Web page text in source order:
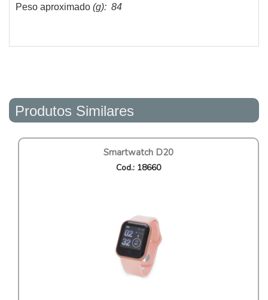
Peso aproximado (g): 84
Produtos Similares
Smartwatch D20
Cod.: 18660